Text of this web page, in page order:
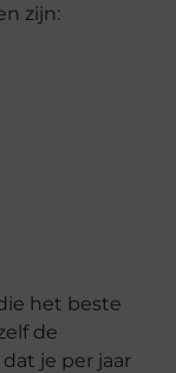
zijn:
het beste
de
je per jaar